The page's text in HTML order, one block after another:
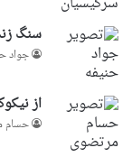
سنگ
جواد
از
حسام